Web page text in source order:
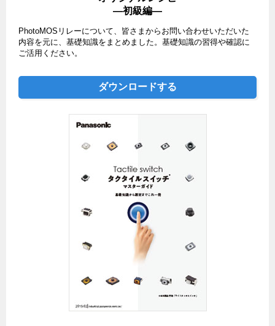
―初級編―
PhotoMOSリレーについて、皆さまからお問い合わせいただいた
内容を元に、基礎知識をまとめました。基礎知識の習得や確認に
ご活用ください。
ダウンロードする